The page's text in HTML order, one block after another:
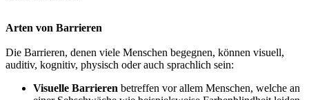
Arten von Barrieren
Die Barrieren, denen viele Menschen begegnen, können visuell,
auditiv, kognitiv, physisch oder auch sprachlich sein:
Visuelle Barrieren betreffen vor allem Menschen, welche an